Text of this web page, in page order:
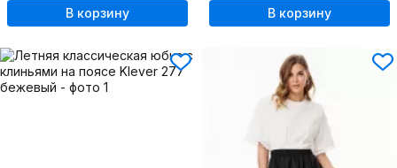
В корзину В корзину